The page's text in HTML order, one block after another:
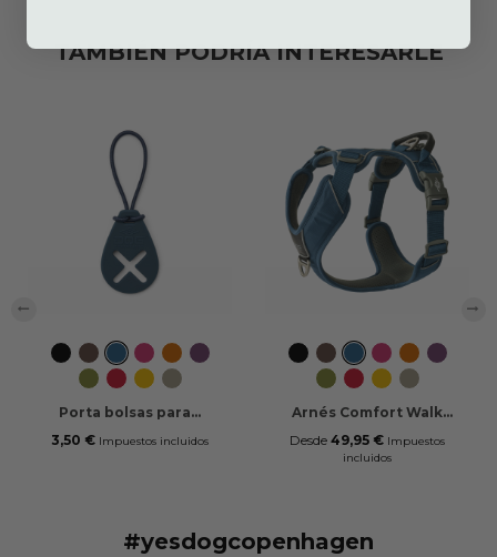
TAMBIÉN PODRÍA INTERESARLE
BlackMoccaOcean
Blue
Wild
Rose
Orange
Sun
Purple
Passion
Hunting
Green
Classic
Red
LemonDesert
Dune
Porta bolsas para...
3,50 € Impuestos incluidos
BlackMoccaOcean
Blue
Wild
Rose
Orange
Sun
Purple
Passion
Hunting
Green
Classic
Red
LemonDesert
Dune
Arnés Comfort Walk
Desde 49,95 € Impuestos
incluidos
#yesdogcopenhagen